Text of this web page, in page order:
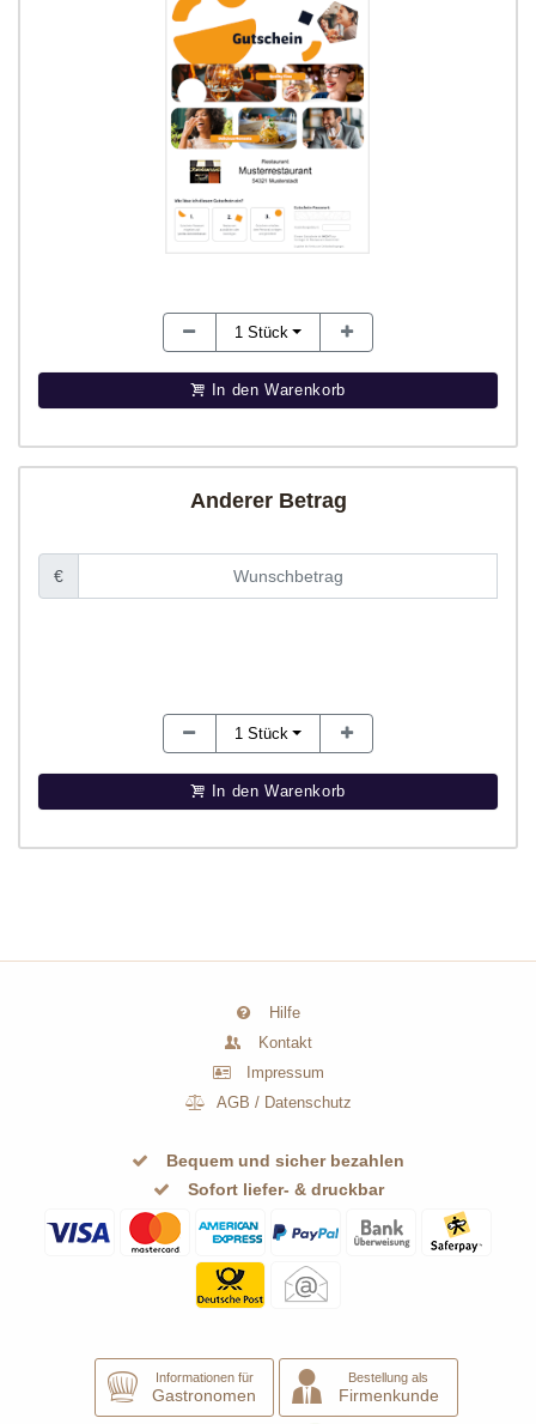
1 Stück
In den Warenkorb
Anderer Betrag
€
1 Stück
In den Warenkorb
Hilfe
Kontakt
Impressum
AGB / Datenschutz
Bequem und sicher bezahlen
Sofort liefer- & druckbar
Informationen für
Gastronomen
Bestellung als
Firmenkunde